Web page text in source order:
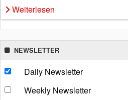
Weiterlesen
NEWSLETTER
Daily Newsletter
Weekly Newsletter